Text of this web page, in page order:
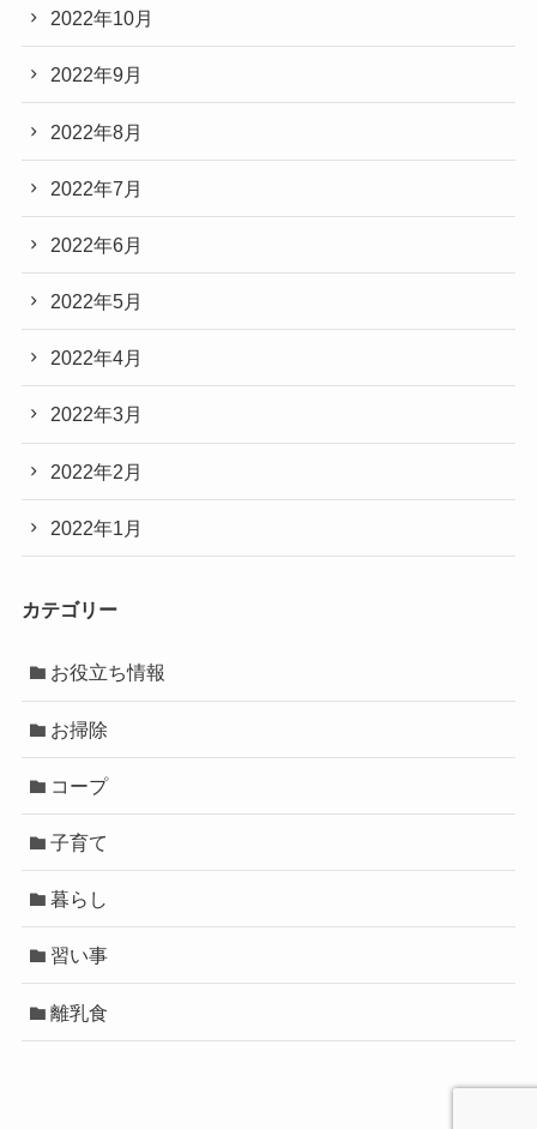
2022年10月
2022年9月
2022年8月
2022年7月
2022年6月
2022年5月
2022年4月
2022年3月
2022年2月
2022年1月
カテゴリー
お役立ち情報
お掃除
コープ
子育て
暮らし
習い事
離乳食